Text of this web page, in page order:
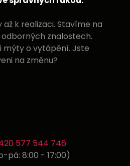
k realizaci. Stavíme na
znalostech.
mýty o vytápění. Jste
na změnu?
577 544 746
pá: 8:00 - 17:00)